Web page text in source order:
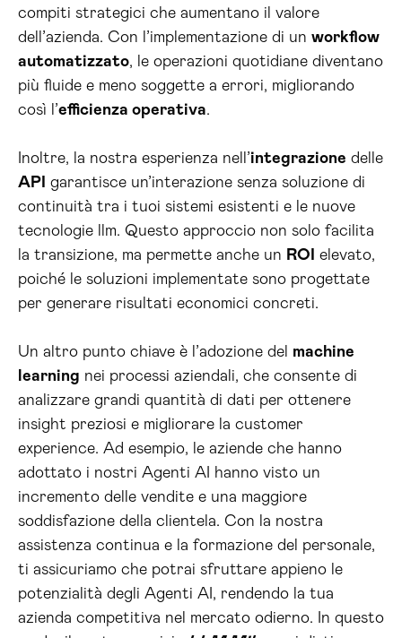
compiti strategici che aumentano il valore
dell’azienda. Con l’implementazione di un workflow
automatizzato, le operazioni quotidiane diventano
più fluide e meno soggette a errori, migliorando
così l’efficienza operativa.
Inoltre, la nostra esperienza nell’integrazione delle
API garantisce un’interazione senza soluzione di
continuità tra i tuoi sistemi esistenti e le nuove
tecnologie llm. Questo approccio non solo facilita
la transizione, ma permette anche un ROI
elevato,
poiché le soluzioni implementate sono progettate
per generare risultati economici concreti.
Un altro punto chiave è l’adozione del machine
learning nei processi aziendali, che consente di
analizzare grandi quantità di dati per ottenere
insight preziosi e migliorare la customer
experience. Ad esempio, le aziende che hanno
adottato i nostri Agenti AI hanno visto un
incremento delle vendite e una maggiore
soddisfazione della clientela. Con la nostra
assistenza continua e la formazione del personale,
ti assicuriamo che potrai sfruttare appieno le
potenzialità degli Agenti AI, rendendo la tua
azienda competitiva nel mercato odierno. In questo